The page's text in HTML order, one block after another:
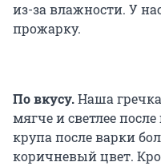
из-за влажности. У
прожарку.
По вкусу.Наша
мягче и светлее
крупа после варки
коричневый цвет.